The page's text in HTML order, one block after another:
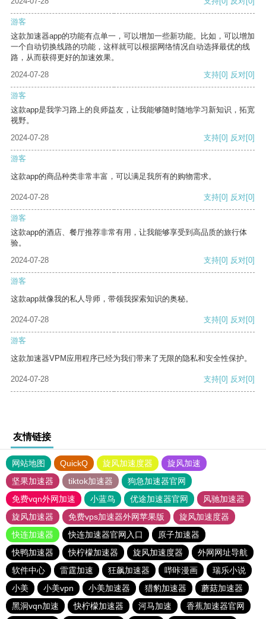
游客
这款加速器app的功能有点单一，可以增加一些新功能。比如，可以增加
一个自动切换线路的功能，这样就可以根据网络情况自动选择最优的线
路，从而获得更好的加速效果。
2024-07-28
支持[0] 反对[0]
游客
这款app是我学习路上的良师益友，让我能够随时随地学习新知识，拓宽
视野。
2024-07-28
支持[0] 反对[0]
游客
这款app的商品种类非常丰富，可以满足我所有的购物需求。
2024-07-28 支持[0] 反对[0]
游客
这款app的酒店、餐厅推荐非常有用，让我能够享受到高品质的旅行体
验。
2024-07-28
支持[0] 反对[0]
游客
这款app就像我的私人导师，带领我探索知识的奥秘。
2024-07-28 支持[0] 反对[0]
游客
这款加速器VPM应用程序已经为我们带来了无限的隐私和安全性保护。
2024-07-28 支持[0] 反对[0]
友情链接
网站地图 QuickQ 旋风加速度器
旋风加速
坚果加速器
tiktok加速器
狗急加速器官网
免费vqn外网加速
小蓝鸟 优途加速器官网
风驰加速器
旋风加速器
免费vps加速器外网苹果版
旋风加速度器
快连加速器
快连加速器官网入口
原子加速器
快鸭加速器
快柠檬加速器 旋风加速度器
外网网址导航
软件中心
雷霆加速 狂飙加速器 哔咔漫画
瑞乐小说
小美
小美vpn 小美加速器 猎豹加速器
蘑菇加速器
黑洞vqn加速
快柠檬加速器 河马加速 香蕉加速器官网